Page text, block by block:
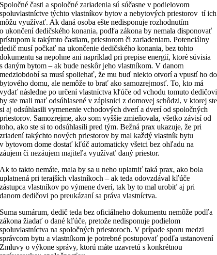
Spoločné časti a spoločné zariadenia sú súčasne v podielovom
spoluvlastníctve týchto vlastníkov bytov a nebytových priestorov tí ich
môžu využívať. Ak daná osoba ešte nedisponuje rozhodnutím
o ukončení dedičského konania, podľa zákona by nemala disponovať
prístupom k takýmto častiam, priestorom či zariadeniam. Potenciálny
dedič musí počkať na ukončenie dedičského konania, bez tohto
dokumentu sa nepohne ani napríklad pri prepise energií, ktoré súvisia
s daným bytom – ak bude neskôr jeho vlastníkom. V danom
medziobdobí sa musí spoliehať, že mu buď niekto otvorí a vpustí ho do
bytového domu, ale nemôže to brať ako samozrejmosť. To, kto má
vydať následne po určení vlastníctva kľúče od vchodu tomuto dedičovi
by ste mali mať odsúhlasené v zápisnici z domovej schôdzi, v ktorej ste
si aj odsúhlasili vymenenie vchodových dverí a dverí od spoločných
priestorov. Samozrejme, ako som vyššie zmieňovala, všetko závisí od
toho, ako ste si to odsúhlasili pred tým. Bežná prax ukazuje, že pri
zriadení takýchto nových priestorov by mal každý vlastník bytu
v bytovom dome dostať kľúč automaticky všetci bez ohľadu na
záujem či nezáujem majiteľa využívať daný priestor.
Ak to takto nemáte, mala by sa u neho uplatniť taká prax, ako bola
uplatnená pri terajších vlastníkoch – ak teda odovzdával kľúče
zástupca vlastníkov po výmene dverí, tak by to mal urobiť aj pri
danom dedičovi po preukázaní sa práva vlastníctva.
Suma sumárum, dedič teda bez oficiálneho dokumentu nemôže podľa
zákona žiadať o dané kľúče, pretože nedisponuje podielom
spoluvlastníctva na spoločných priestoroch. V prípade sporu medzi
správcom bytu a vlastníkom je potrebné postupovať podľa ustanovení
Zmluvy o výkone správy, ktorú máte uzavretú s konkrétnou